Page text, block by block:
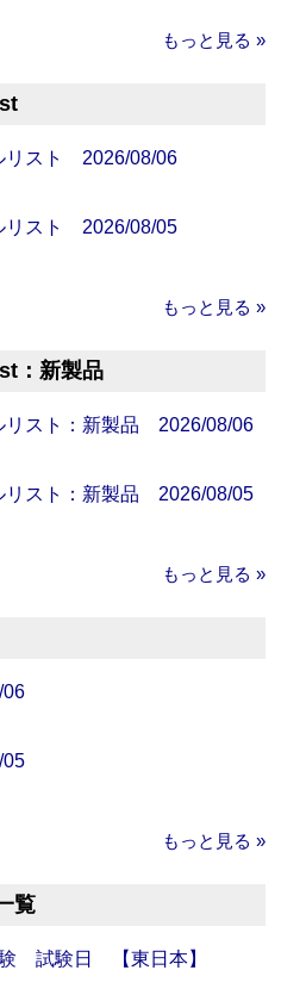
もっと見る »
リスト 2026/08/06
リスト 2026/08/05
もっと見る »
：新製品
リスト：新製品 2026/08/06
リスト：新製品 2026/08/05
もっと見る »
もっと見る »
覧
試験日 【東日本】